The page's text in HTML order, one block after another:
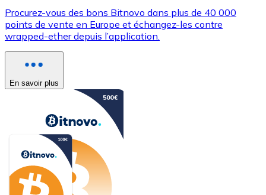
Procurez-vous des bons Bitnovo dans plus de 40 000
points de vente en Europe et échangez-les contre
wrapped-ether depuis l’application.
En savoir plus